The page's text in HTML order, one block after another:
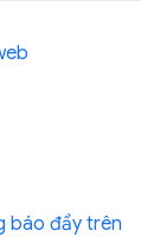
báo đẩy trên